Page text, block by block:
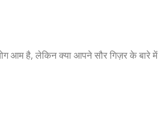
आम है, लेकिन क्या आपने सौर गिज़र के बारे में